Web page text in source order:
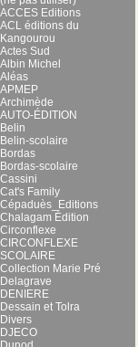
ACCES Editions
ACL éditions du
Kangourou
Actes Sud
Albin Michel
Aléas
APMEP
Archimède
AUTO-ÉDITION
Belin
Belin-scolaire
Bordas
Bordas-scolaire
Cassini
Cat's Family
Cépaduès_Editions
Chalagam Édition
Circonflexe
CIRCONFLEXE
SCOLAIRE
Collection Marie Pré
Delagrave
DENIERE
Dessain et Tolra
Divers
DJECO